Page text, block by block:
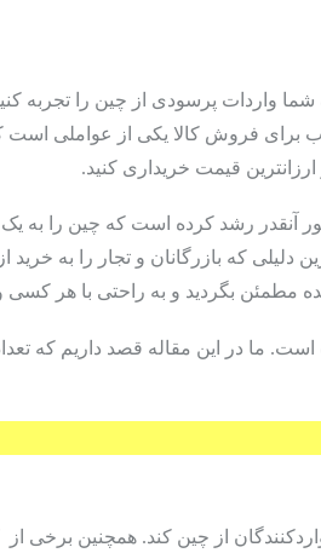
پرسودی از چین را تجربه کنید
برای فروش کالا یکی از عواملی است
ارزانترین قیمت خریداری کنید.
آنقدر رشد کرده است که چین را به
که بازرگانان و تجار را به
مطمئن بگردید و به راحتی با هر کسی
ما در این مقاله قصد داریم که
از چین کند. همچنین برخی